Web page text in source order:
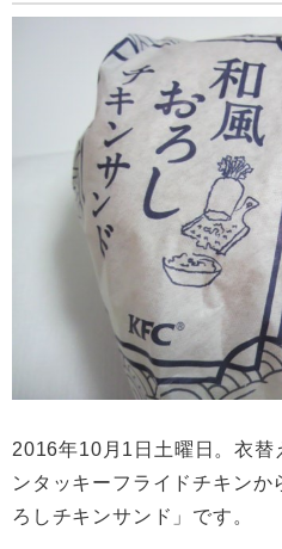
2016年10月1日土曜日。衣替
ンタッキーフライドチキンか
ろしチキンサンド」です。